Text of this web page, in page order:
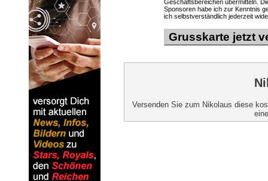
Geschäftsbereichen übermitteln.
Sponsoren habe ich zur Kenntnis
ich selbstverständlich jederzeit
Versenden Sie zum Nikolaus diese